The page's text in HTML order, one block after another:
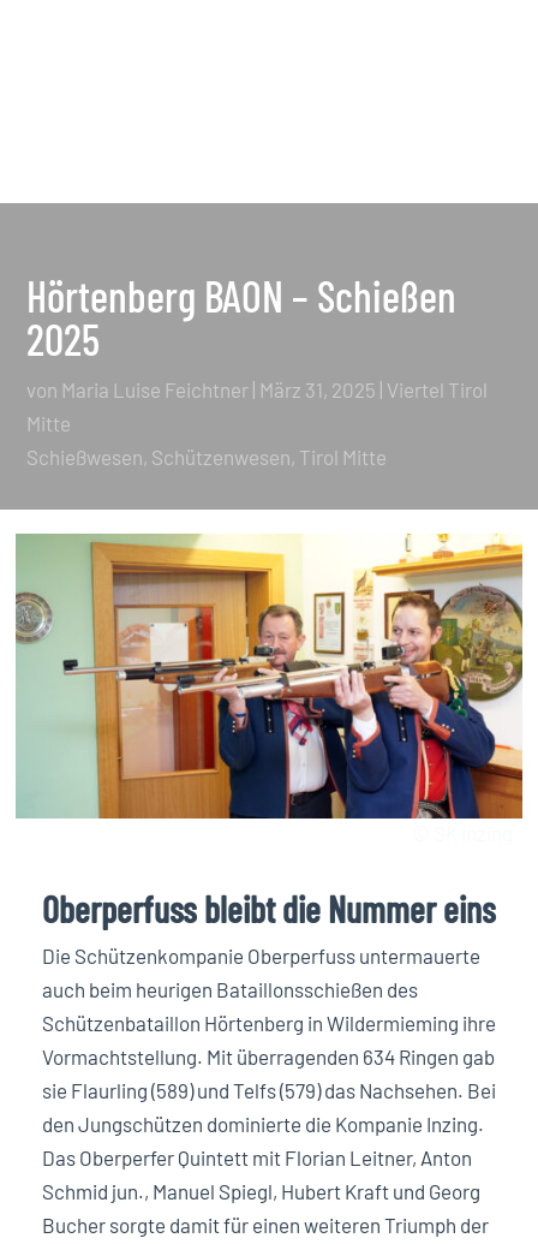
Hörtenberg BAON – Schießen
2025
von Maria Luise Feichtner | März 31, 2025 | Viertel Tirol
Mitte
Schießwesen Schützenwesen Tirol Mitte
Oberperfuss bleibt die Nummer eins
Die Schützenkompanie Oberperfuss untermauerte
auch beim heurigen Bataillonsschießen des
Schützenbataillon Hörtenberg in Wildermieming ihre
Vormachtstellung. Mit überragenden 634 Ringen gab
sie Flaurling (589) und Telfs (579) das Nachsehen. Bei
den Jungschützen dominierte die Kompanie Inzing.
Das Oberperfer Quintett mit Florian Leitner, Anton
Schmid jun., Manuel Spiegl, Hubert Kraft und Georg
Bucher sorgte damit für einen weiteren Triumph der